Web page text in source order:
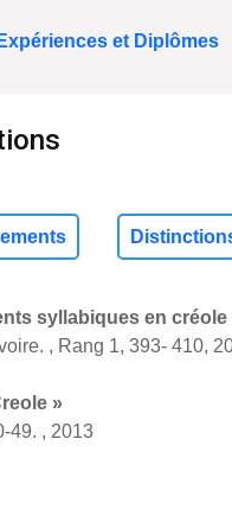
Expériences et Diplômes
syllabiques en
, Rang 1, 393- 410,
»
49. , 2013